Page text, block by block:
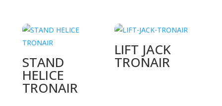
STAND
HELICE
TRONAIR
LIFT JACK
TRONAIR